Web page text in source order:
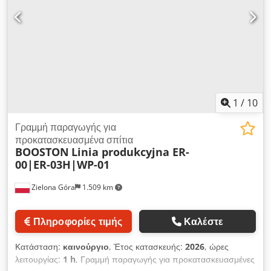
WEEKE. Επικοινωνήστε μαζί μας για περισσότερες
πληροφορίες σχετικά με το μηχάνημα. Τύποι εφαρμογών:
1 / 10
Zielona Góra 1.509 km
Γραμμή παραγωγής για
προκατασκευασμένα σπίτια
BOOSTON Linia produkcyjna ER-
00|ER-03H|WP-01
Πληροφορίες τιμής Καλέστε
Κατάσταση: καινούργιο, Έτος κατασκευής: 2026, ώρες
λειτουργίας: 1 h, Γραμμή παραγωγής για προκατασκευασμένες